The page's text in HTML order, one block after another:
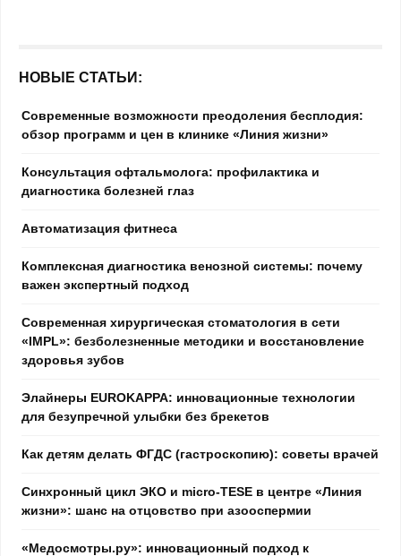
НОВЫЕ СТАТЬИ:
Современные возможности преодоления бесплодия:
обзор программ и цен в клинике «Линия жизни»
Консультация офтальмолога: профилактика и
диагностика болезней глаз
Автоматизация фитнеса
Комплексная диагностика венозной системы: почему
важен экспертный подход
Современная хирургическая стоматология в сети
«IMPL»: безболезненные методики и восстановление
здоровья зубов
Элайнеры EUROKAPPA: инновационные технологии
для безупречной улыбки без брекетов
Как детям делать ФГДС (гастроскопию): советы врачей
Синхронный цикл ЭКО и micro-TESE в центре «Линия
жизни»: шанс на отцовство при азооспермии
«Медосмотры.ру»: инновационный подход к